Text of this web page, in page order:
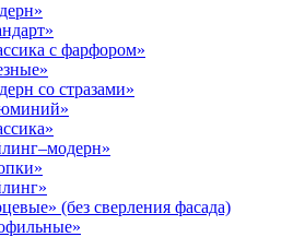
с фарфором»
со стразами»
(без сверления фасада)